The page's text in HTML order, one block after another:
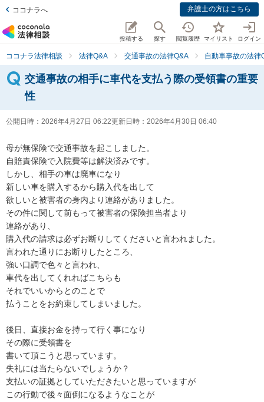
ココナラへ 弁護士の方はこちら
投稿する 探す 閲覧履歴 マイリスト ログイン
ココナラ法律相談 法律Q&A 交通事故の法律Q&A 自動車事故の法律
交通事故の相手に車代を支払う際の受領書の重要
性
公開日時： 2026年4月27日 06:22更新日時： 2026年4月30日 06:40
母が無保険で交通事故を起こしました。
自賠責保険で入院費等は解決済みです。
しかし、相手の車は廃車になり
新しい車を購入するから購入代を出して
欲しいと被害者の身内より連絡がありました。
その件に関して前もって被害者の保険担当者より
連絡があり、
購入代の請求は必ずお断りしてくださいと言われました。
言われた通りにお断りしたところ、
強い口調で色々と言われ、
車代を出してくれればこちらも
それでいいからとのことで
払うことをお約束してしまいました。
後日、直接お金を持って行く事になり
その際に受領書を
書いて頂こうと思っています。
失礼には当たらないでしょうか？
支払いの証拠としていただきたいと思っていますが
この行動で後々面倒になるようなことが